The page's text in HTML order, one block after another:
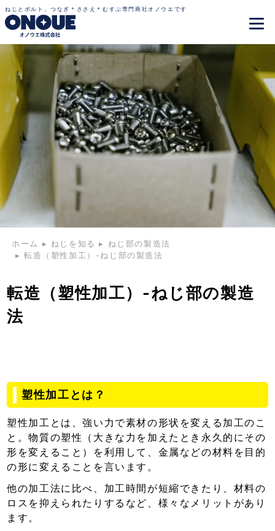
ねじとボルト。つなぎ＊ささえ＊むすぶ専門商社オノウエです
ホーム ▸ ねじを知る ▸ ねじ部の製造法
▸ 転造（塑性加工）-ねじ部の製造法
転造（塑性加工）-ねじ部の製造
法
塑性加工とは？
塑性加工とは、強い力で素材の形状を変える加工のこ
と。物質の塑性（大きな力を加えたとき永久的にその
形を変えること）を利用して、金属などの材料を目的
の形に変えることを言います。
他の加工法に比べ、加工時間が短縮できたり、材料の
ロスを抑えられたりするなど、様々なメリットがあり
ます。